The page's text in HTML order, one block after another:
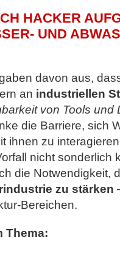
HACKER
UND
davon aus,
an industriellen
von Tools und
die Barriere, sich
ihnen zu
nicht sonderlich
die Notwendigkeit,
zu stärken
Bereichen.
Thema: